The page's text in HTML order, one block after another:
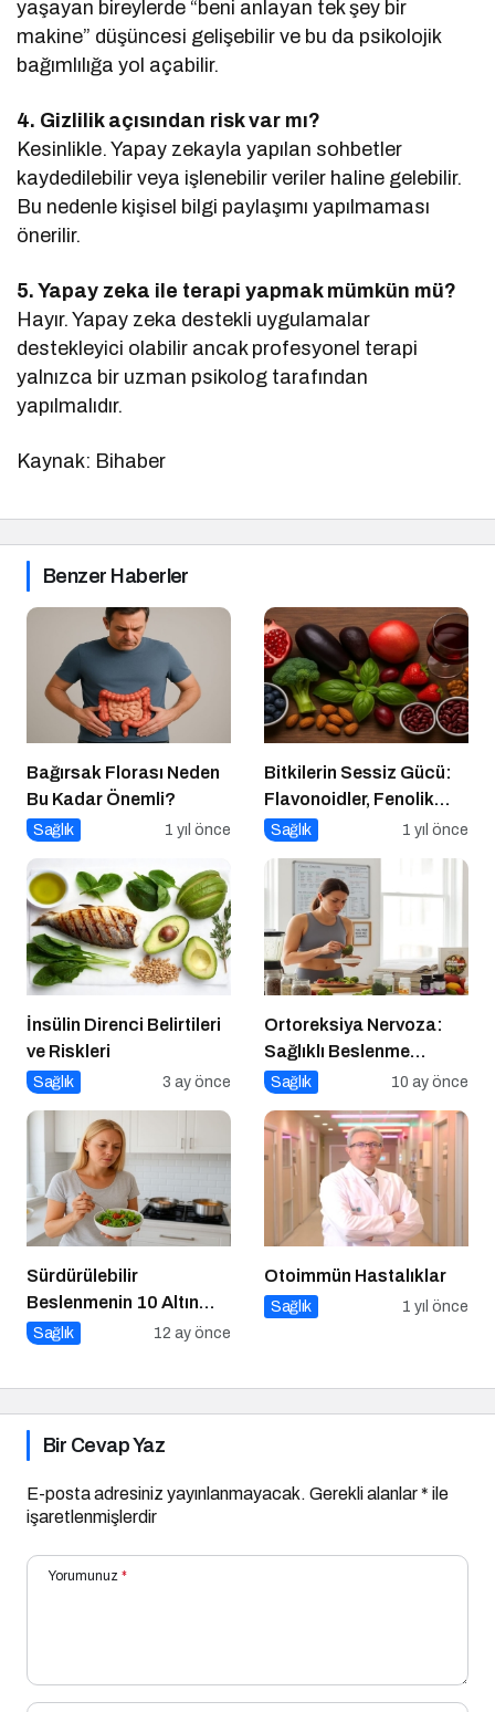
yaşayan bireylerde “beni anlayan tek şey bir
makine” düşüncesi gelişebilir ve bu da psikolojik
bağımlılığa yol açabilir.
4. Gizlilik açısından risk var mı?
Kesinlikle. Yapay zekayla yapılan sohbetler
kaydedilebilir veya işlenebilir veriler haline gelebilir.
Bu nedenle kişisel bilgi paylaşımı yapılmaması
önerilir.
5. Yapay zeka ile terapi yapmak mümkün mü?
Hayır. Yapay zeka destekli uygulamalar
destekleyici olabilir ancak profesyonel terapi
yalnızca bir uzman psikolog tarafından
yapılmalıdır.
Kaynak: Bihaber
Benzer Haberler
Bağırsak Florası Neden
Bu Kadar Önemli?
Sağlık 1 yıl önce
Bitkilerin Sessiz Gücü:
Flavonoidler, Fenolik
Asitler ve Diğer
Sağlık 1 yıl önce
İnsülin Direnci Belirtileri
ve Riskleri
Sağlık 3 ay önce
Ortoreksiya Nervoza:
Sağlıklı Beslenme
Takıntısı
Sağlık 10 ay önce
Sürdürülebilir
Beslenmenin 10 Altın
Kuralı
Sağlık 12 ay önce
Otoimmün Hastalıklar
Sağlık 1 yıl önce
Bir Cevap Yaz
E-posta adresiniz yayınlanmayacak. Gerekli alanlar* ile
işaretlenmişlerdir
Yorumunuz *